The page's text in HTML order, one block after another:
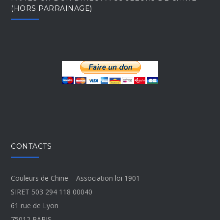
(HORS PARRAINAGE)
CONTACTS
Couleurs de Chine – Association loi 1901
SIRET 503 294 118 00040
61 rue de Lyon